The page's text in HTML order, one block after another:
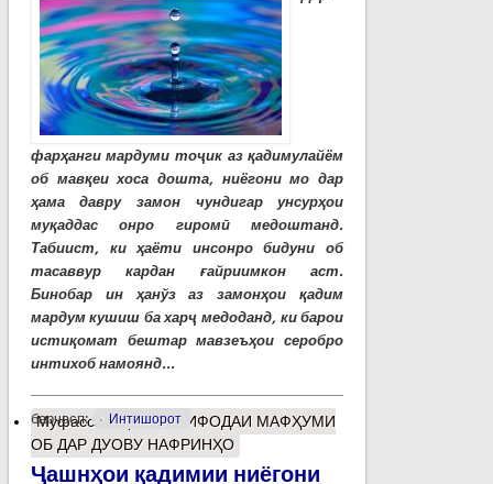
фарҳанги мардуми тоҷик аз қадимулайём
об мавқеи хоса дошта, ниёгони мо дар
ҳама давру замон чундигар унсурҳои
муқаддас онро гиромӣ медоштанд.
Табиист, ки ҳаёти инсонро бидуни об
тасаввур кардан ғайриимкон аст.
Бинобар ин ҳанўз аз замонҳои қадим
мардум кушиш ба харҷ медоданд, ки барои
истиқомат бештар мавзеъҳои серобро
интихоб намоянд...
барчасп: Интишорот
Муфассалтаро ИСТИФОДАИ МАФҲУМИ
ОБ ДАР ДУОВУ НАФРИНҲО
Ҷашнҳои қадимии ниёгони